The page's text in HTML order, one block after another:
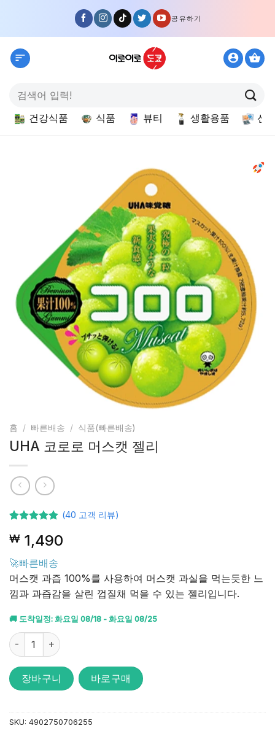
content
공유하기
색:
건강식품 식품 뷰티 생활용품 선
홈 / 빠른배송 / 식품(빠른배송)
UHA 코로로 머스캣 젤리
기준으로
5점 중
점을 받았
습니다.
(40 고객 리뷰)
₩ 1,490
🚀빠른배송
머스캣 과즙 100%를 사용하여 머스캣 과실을 먹는듯한 느
낌과 과즙감을 살린 껍질채 먹을 수 있는 젤리입니다.
🚚 도착일정: 화요일 08/18 - 화요일 08/25
UHA 코로로 머스캣 젤리 수량
장바구니 바로구매
SKU: 4902750706255